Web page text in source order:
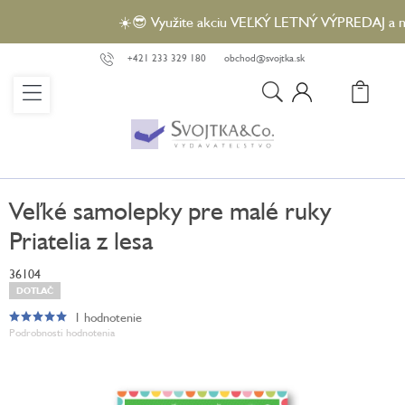
obsah
☀️😎 Využite akciu VEĽKÝ LETNÝ VÝPREDAJ a
+421 233 329 180 obchod@svojtka.sk
Veľké samolepky pre malé ruky
Priatelia z lesa
36104
Podrobnosti hodnotenia
DOTLAČ
Priemerné
hodnotenie
1 hodnotenie